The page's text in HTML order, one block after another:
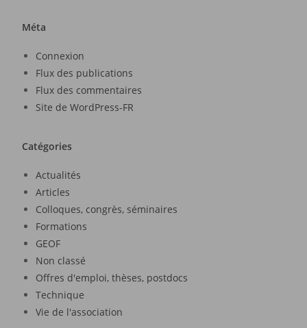
Méta
Connexion
Flux des publications
Flux des commentaires
Site de WordPress-FR
Catégories
Actualités
Articles
Colloques, congrès, séminaires
Formations
GEOF
Non classé
Offres d'emploi, thèses, postdocs
Technique
Vie de l'association